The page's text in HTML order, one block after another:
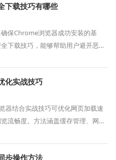
下载技巧有哪些
保Chrome浏览器成功安装的基
下载技巧，能够帮助用户避开恶意
化实战技巧
器结合实战技巧可优化网页加载速
流畅度。方法涵盖缓存管理、网络
步操作方法